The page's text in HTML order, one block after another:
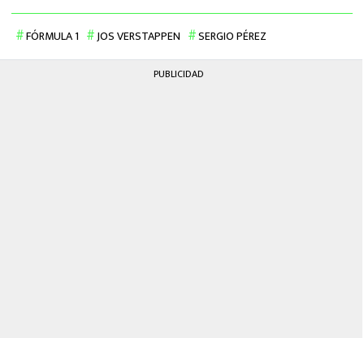
FÓRMULA 1 JOS VERSTAPPEN SERGIO PÉREZ
PUBLICIDAD